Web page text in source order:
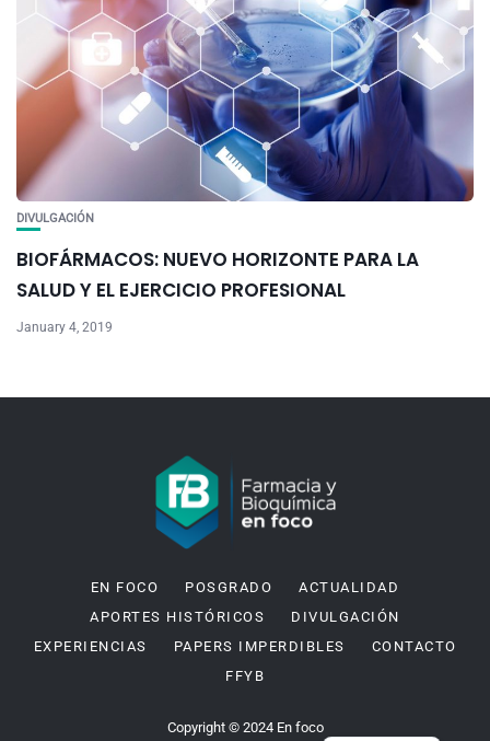
DIVULGACIÓN
BIOFÁRMACOS: NUEVO HORIZONTE PARA LA
SALUD Y EL EJERCICIO PROFESIONAL
January 4, 2019
EN FOCO POSGRADO
ACTUALIDAD
APORTES HISTÓRICOS
DIVULGACIÓN
EXPERIENCIAS
PAPERS IMPERDIBLES
CONTACTO
FFYB
Copyright © 2024 En foco